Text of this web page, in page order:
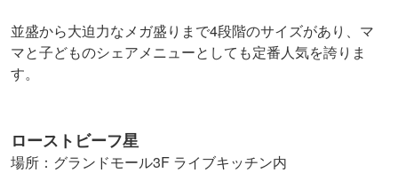
並盛から大迫力なメガ盛りまで4段階のサイズがあり、マ
マと子どものシェアメニューとしても定番人気を誇りま
す。
ローストビーフ星
場所：グランドモール3F ライブキッチン内